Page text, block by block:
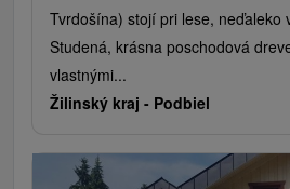
Tvrdošína) stojí pri lese, neďaleko
Studená, krásna poschodová
vlastnými...
Žilinský kraj - Podbiel